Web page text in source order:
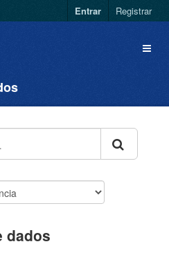
Entrar Registrar
dados